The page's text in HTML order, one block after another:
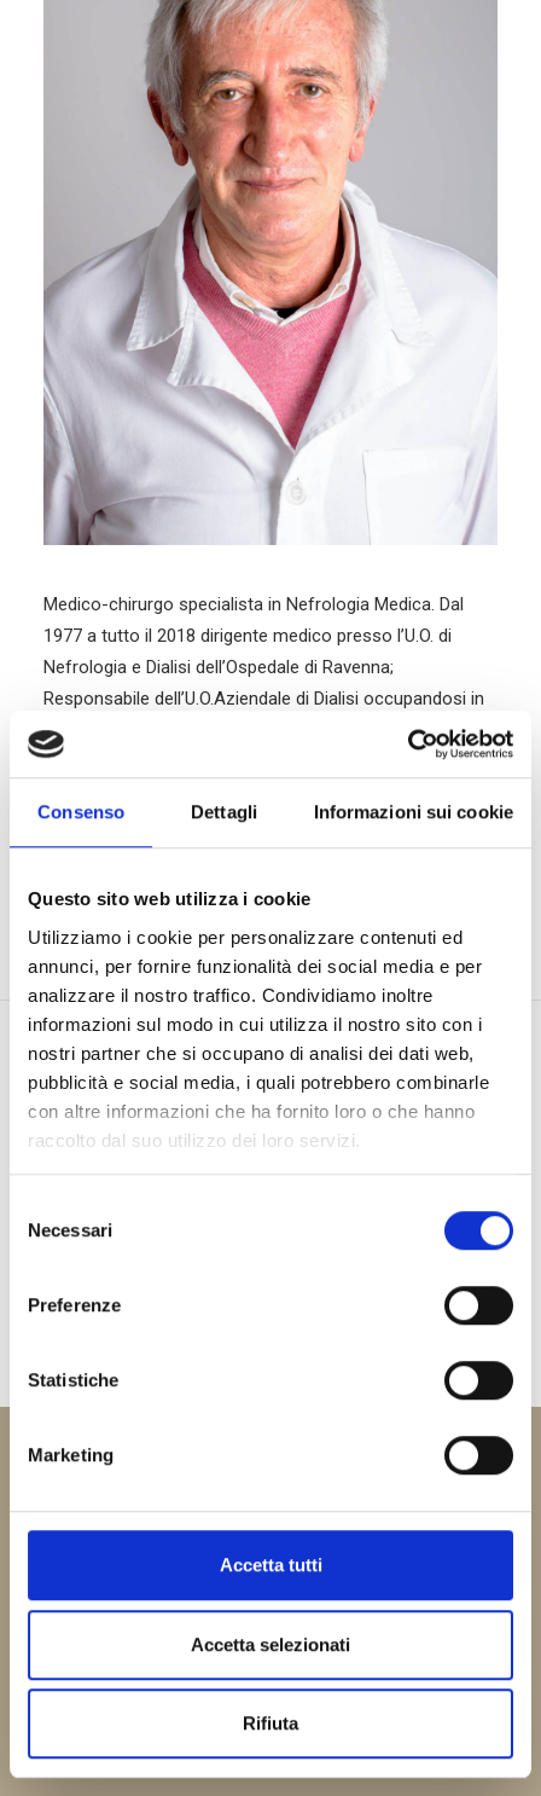
Consenso Dettagli Informazioni sui cookie
Questo sito web utilizza i cookie
Utilizziamo i cookie per personalizzare contenuti ed
annunci, per fornire funzionalità dei social media e per
analizzare il nostro traffico. Condividiamo inoltre
informazioni sul modo in cui utilizza il nostro sito con i
nostri partner che si occupano di analisi dei dati web,
pubblicità e social media, i quali potrebbero combinarle
con altre informazioni che ha fornito loro o che hanno
raccolto dal suo utilizzo dei loro servizi.
delNecessari
Preferenze
Statistiche
Marketing
Accetta tutti
Accetta selezionati
Rifiuta
Medico-chirurgo specialista in Nefrologia Medica. Dal
1977 a tutto il 2018 dirigente medico presso l’U.O. di
Nefrologia e Dialisi dell’Ospedale di Ravenna;
Responsabile dell’U.O.Aziendale di Dialisi occupandosi in
particolare della Diagnosi e Terapia medica e sostitutiva
dialitica dell’Insufficienza Renale Cronica ed Acuta.
Campi di interesse specifico: Trattamento medico
conservativo dell’insufficienza renale cronica, Patologie
Diagnosi/Terapia Ipertensione arteriosa ed Infezioni
urinarie.
Società
Ravenna 33 S.r.l. unipersonale
Progetto Sanità Ravenna S.r.l.
Via Secondo Bini, 1 – 48124 Ravenna (RA)
tel.0544.505900– fax. 0544.505999
Direttore Sanitario Dr. Massimo Cirilli
Autorizzazione Sanitaria P.G. 117736 del 30.05.2025